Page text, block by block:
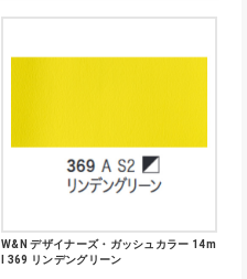
W&N デザイナーズ・ガッシュカラー 14m
l 369 リンデングリーン